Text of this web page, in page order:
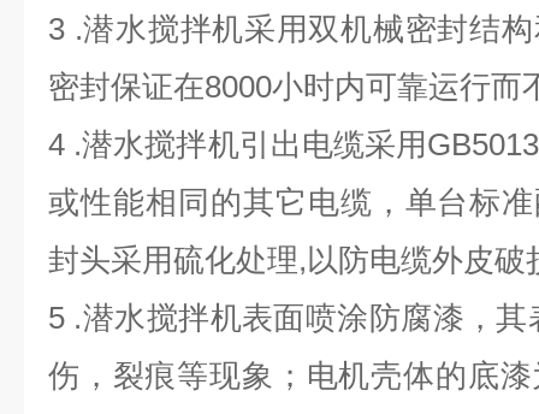
3 .潜水搅拌机采用双机械密封结
密封保证在8000小时内可靠运行而
4 .潜水搅拌机引出电缆采用
或性能相同的其它电缆，单台标
封头采用硫化处理,以防电缆外皮破
5 .潜水搅拌机表面喷涂防腐漆，
伤，裂痕等现象；电机壳体的底